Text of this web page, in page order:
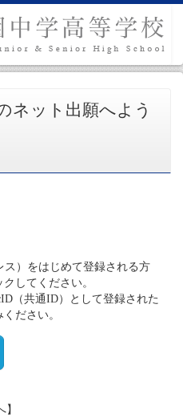
ネット出願へよう
ス）をはじめて登録される方
してください。
（共通ID）として登録された
ださい。